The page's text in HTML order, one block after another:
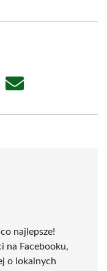
Share
najlepsze!
na Facebooku,
o lokalnych